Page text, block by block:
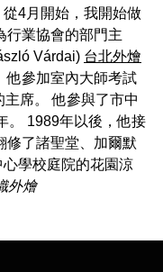
4月開始，我開始做
行業協會的部門主
Várdai) 台北外燴
他參加室內大師考試
席。 他參與了市中
。 1989年以後，他接
修了諸聖堂、加爾默
學校庭院的花園涼
外燴